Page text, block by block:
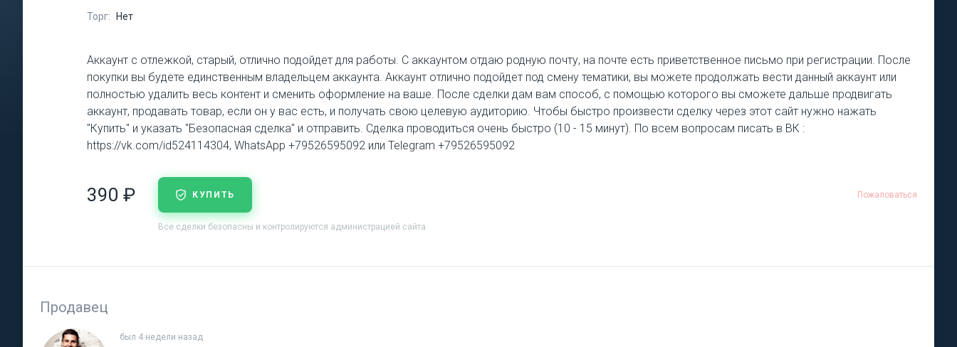
Торг:
Нет
Аккаунт с отлежкой, старый, отлично подойдет для работы. С аккаунтом отдаю родную почту, на почте есть приветственное письмо при регистрации. После
покупки вы будете единственным владельцем аккаунта. Аккаунт отлично подойдет под смену тематики, вы можете продолжать вести данный аккаунт или
полностью удалить весь контент и сменить оформление на ваше. После сделки дам вам способ, с помощью которого вы сможете дальше продвигать
аккаунт, продавать товар, если он у вас есть, и получать свою целевую аудиторию. Чтобы быстро произвести сделку через этот сайт нужно нажать
"Купить" и указать "Безопасная сделка" и отправить. Сделка проводиться очень быстро (10 - 15 минут). По всем вопросам писать в ВК :
https://vk.com/id524114304, WhatsApp +79526595092 или Telegram +79526595092
390 ₽ КУПИТЬ
Все сделки безопасны и контролируются администрацией сайта
Пожаловаться
Продавец
был 4 недели назад